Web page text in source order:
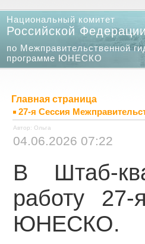
Национальный комитет
Российской
по Межправительственной
программе ЮНЕСКО
Главная страница
27-я Сессия
Автор: Ольга
04.06.2026 07:22
В Штаб-
работу
ЮНЕСКО.